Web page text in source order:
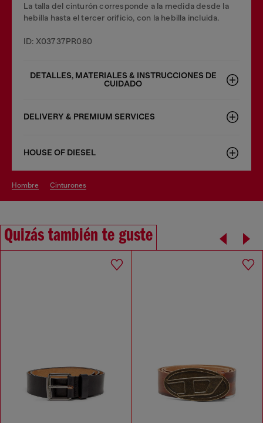
La talla del cinturón corresponde a la medida desde la
hebilla hasta el tercer orificio, con la hebilla incluida.
ID: X03737PR080
DETALLES, MATERIALES & INSTRUCCIONES DE
CUIDADO
DELIVERY & PREMIUM SERVICES
HOUSE OF DIESEL
hombre cinturones
Quizás también te guste